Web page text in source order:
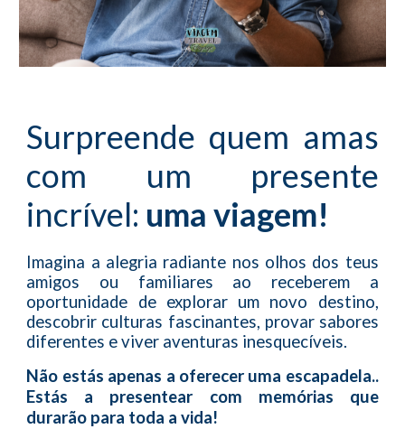
Surpreende quem amas
com um presente
incrível: uma viagem!
Imagina a alegria radiante nos olhos dos teus
amigos ou familiares ao receberem a
oportunidade de explorar um novo destino,
descobrir culturas fascinantes, provar sabores
diferentes e viver aventuras inesquecíveis.
Não estás apenas a oferecer uma escapadela..
Estás a presentear com memórias que
durarão para toda a vida!